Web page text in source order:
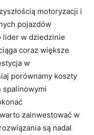
motoryzacji i
pojazdów
lider w dziedzinie
coraz większe
‍w
porównamy koszty
spalinowymi
zainwestować w
są nadal